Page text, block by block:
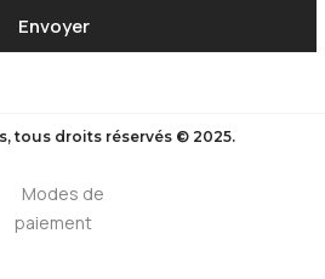
tous droits réservés © 2025.